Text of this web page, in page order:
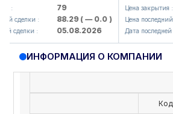
79
сделки : 88.29( — 0.0 )
сделки : 05.08.2026
Цена закрытия :
Цена последний
Дата последней
ИНФОРМАЦИЯ О КОМПАНИИ